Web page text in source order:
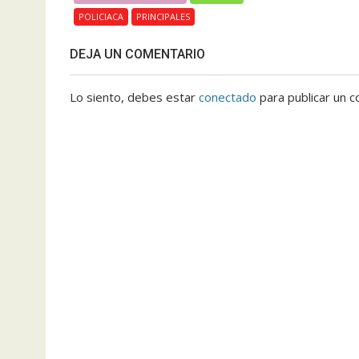
POLICIACA
PRINCIPALES
DEJA UN COMENTARIO
Lo siento, debes estar conectado para publicar un